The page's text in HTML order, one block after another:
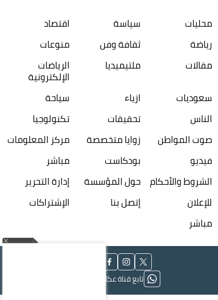
محليات سياسة
اقتصاد
رياضة
ثقافة وفن
منوعات
مقالات
ملتيميديا الرياضات
الإلكترونية
سعوديات
ازياء
سياحة
الناس
تحقيقات
تكنولوجيا
صوت المواطن
زوايا متخصصة
مركز المعلومات
فيديو
بودكاست
مباشر
الشروط والأحكام حول المؤسسة
إدارة التحرير
للإعلان
إتصل بنا
الإشتراكات
مباشر
تابع قناة عكاظ على الواتساب